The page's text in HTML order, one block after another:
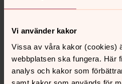
Vi använder kakor
Vissa av våra kakor (cookies)
webbplatsen ska fungera. Här
analys och kakor som
samt kakor som används för
Synpunkter eller
innehåll?